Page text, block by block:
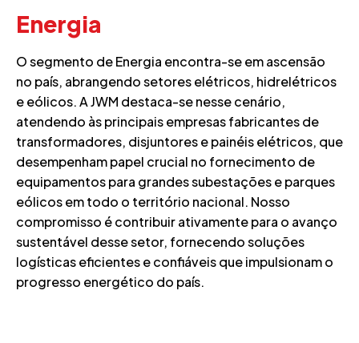
Energia
O segmento de Energia encontra-se em ascensão
no país, abrangendo setores elétricos, hidrelétricos
e eólicos. A JWM destaca-se nesse cenário,
atendendo às principais empresas fabricantes de
transformadores, disjuntores e painéis elétricos, que
desempenham papel crucial no fornecimento de
equipamentos para grandes subestações e parques
eólicos em todo o território nacional. Nosso
compromisso é contribuir ativamente para o avanço
sustentável desse setor, fornecendo soluções
logísticas eficientes e confiáveis que impulsionam o
progresso energético do país.